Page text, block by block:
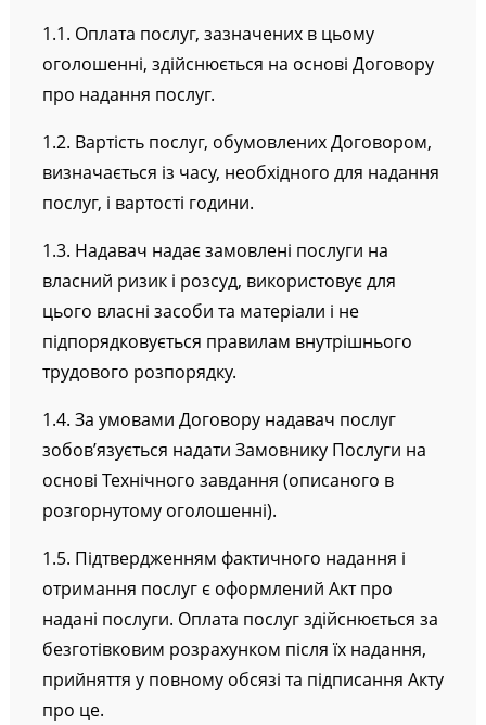
1.1. Оплата послуг, зазначених в цьому
оголошенні, здійснюється на основі Договору
про надання послуг.
1.2. Вартість послуг, обумовлених Договором,
визначається із часу, необхідного для надання
послуг, і вартості години.
1.3. Надавач надає замовлені послуги на
власний ризик і розсуд, використовує для
цього власні засоби та матеріали і не
підпорядковується правилам внутрішнього
трудового розпорядку.
1.4. За умовами Договору надавач послуг
зобов’язується надати Замовнику Послуги на
основі Технічного завдання (описаного в
розгорнутому оголошенні).
1.5. Підтвердженням фактичного надання і
отримання послуг є оформлений Акт про
надані послуги. Оплата послуг здійснюється за
безготівковим розрахунком після їх надання,
прийняття у повному обсязі та підписання Акту
про це.